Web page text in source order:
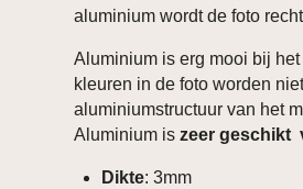
aluminium wordt de foto
Aluminium is erg mooi bij
kleuren in de foto worden
aluminiumstructuur van het
Aluminium iszeer geschikt
Dikte: 3mm